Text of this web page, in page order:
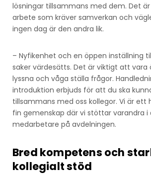
lösningar tillsammans med dem. Det
arbete som kräver samverkan och
ingen dag är den andra lik.
– Nyfikenhet och en öppen inställning
saker värdesätts. Det är viktigt att vara
lyssna och våga ställa frågor.
introduktion erbjuds för att du ska
tillsammans med oss kollegor. Vi är ett
fin gemenskap där vi stöttar varandra i
medarbetare på avdelningen.
Bred kompetens och
kollegialt stöd